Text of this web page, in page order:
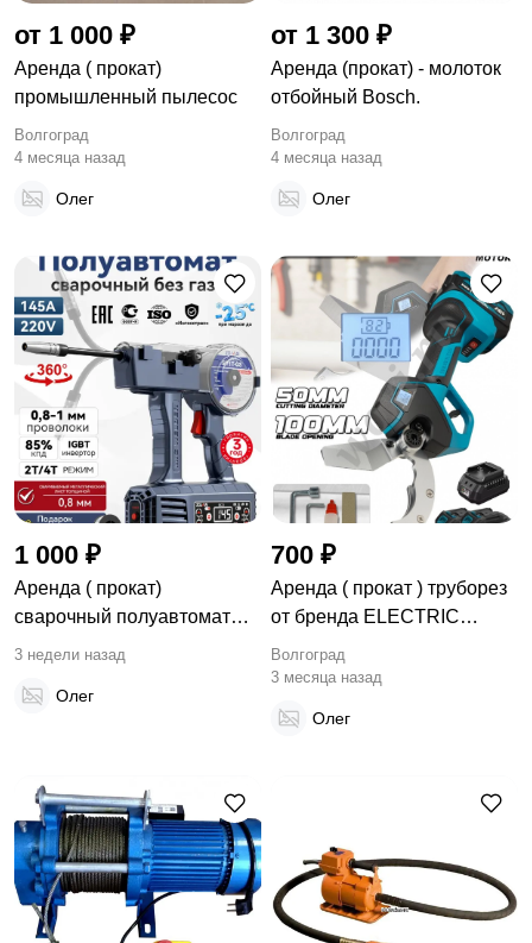
от 1 000 ₽
Аренда ( прокат)
промышленный пылесос
Волгоград
4 месяца назад
Олег
от 1 300 ₽
Аренда (прокат) - молоток
отбойный Bosch.
Волгоград
4 месяца назад
Олег
1 000 ₽
Аренда ( прокат)
сварочный полуавтомат
ZOJAN
3 недели назад
Олег
700 ₽
Аренда ( прокат ) труборез
от бренда ELECTRIC
GODDESS
Волгоград
3 месяца назад
Олег